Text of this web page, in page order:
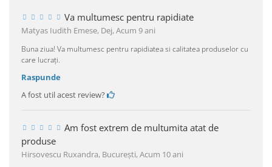
Va multumesc pentru rapidiate
Matyas Iudith Emese, Dej,Acum 9 ani
Buna ziua! Va multumesc pentru rapidiatea si calitatea produselor cu
care lucrați.
Raspunde
A fost util acest review?
Am fost extrem de multumita atat de
produse
Hirsovescu Ruxandra, Bucureşti,Acum 10 ani